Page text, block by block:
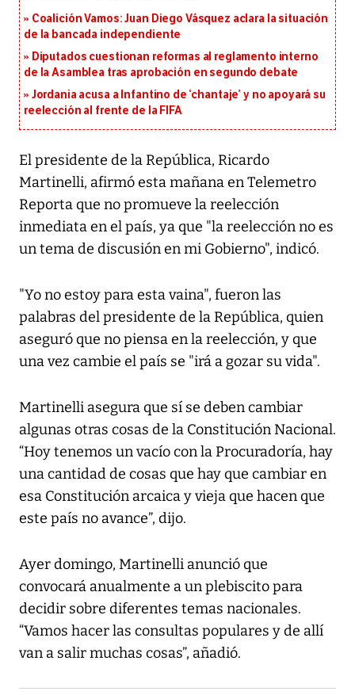
Coalición Vamos: Juan Diego Vásquez aclara la situación
de la bancada independiente
Diputados cuestionan reformas al reglamento interno
de la Asamblea tras aprobación en segundo debate
Jordania acusa a Infantino de ‘chantaje’ y no apoyará su
reelección al frente de la FIFA
El presidente de la República, Ricardo
Martinelli, afirmó esta mañana en Telemetro
Reporta que no promueve la reelección
inmediata en el país, ya que "la reelección no es
un tema de discusión en mi Gobierno", indicó.
"Yo no estoy para esta vaina", fueron las
palabras del presidente de la República, quien
aseguró que no piensa en la reelección, y que
una vez cambie el país se "irá a gozar su vida".
Martinelli asegura que sí se deben cambiar
algunas otras cosas de la Constitución Nacional.
“Hoy tenemos un vacío con la Procuradoría, hay
una cantidad de cosas que hay que cambiar en
esa Constitución arcaica y vieja que hacen que
este país no avance”, dijo.
Ayer domingo, Martinelli anunció que
convocará anualmente a un plebiscito para
decidir sobre diferentes temas nacionales.
“Vamos hacer las consultas populares y de allí
van a salir muchas cosas”, añadió.